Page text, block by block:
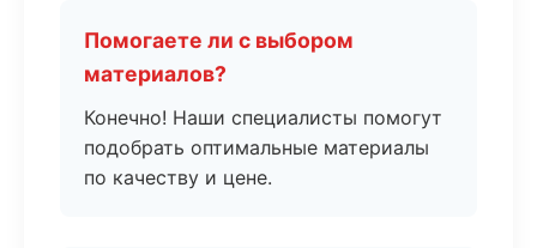
Помогаете ли с выбором
материалов?
Конечно! Наши специалисты помогут
подобрать оптимальные материалы
по качеству и цене.